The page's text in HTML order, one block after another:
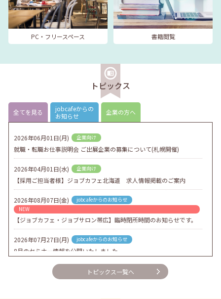
PC・フリースペース 書籍閲覧
トピックス
全てを見る
jobcafeからの
お知らせ
企業の方へ
2026年06月01日(月) 企業向け
就職・転職お仕事説明会 ご出展企業の募集について(札幌開催)
2026年04月01日(水) 企業向け
【採用ご担当者様】ジョブカフェ北海道 求人情報掲載のご案内
2026年08月07日(金)
jobcafeからのお知らせ
NEW
【ジョブカフェ・ジョブサロン帯広】臨時閉所時間のお知らせです。
2026年07月27日(月) jobcafeからのお知らせ
8月のセミナー情報を公開いたしました。
2026年07月01日(水) 企業向け
企業様向けセミナー「現場を巻き込む！人事のための『越境人材育
トピックス一覧へ